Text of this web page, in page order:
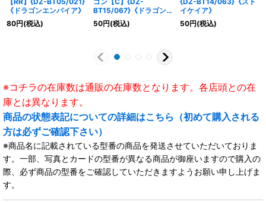
《ドラゴンエンパイア》
80円(税込)
BT15/067}《ドラゴン
エンパイア》
50円(税込)
イケイア》
50円(税込)
※コチラの在庫数は通販の在庫数となります。各店頭との在
庫とは異なります。
商品の状態表記についての詳細はこちら（初めて購入される
方は必ずご確認下さい）
※商品名に記載されている型番の商品を発送させていただいておりま
す。一部、写真とカードの型番が異なる商品が御座いますので購入の
際、必ず商品の型番をご確認していただきますようお願い申し上げま
す。